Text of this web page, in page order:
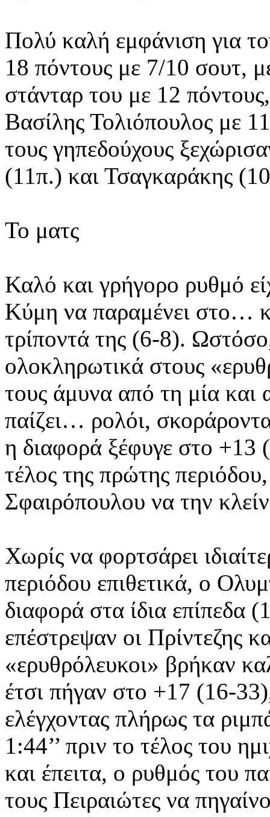
Πολύ καλή εμφάνιση για
18 πόντους με 7/10 σουτ,
στάνταρ του με 12
Βασίλης Τολιόπουλος με
τους γηπεδούχους
(11π.) και Τσαγκαράκης
Το ματς
Καλό και γρήγορο ρυθμό
Κύμη να παραμένει στο…
τρίποντά της (6-8).
ολοκληρωτικά στους
τους άμυνα από τη μία
παίζει… ρολόι,
η διαφορά ξέφυγε στο +13
τέλος της πρώτης
Σφαιρόπουλου να την
Χωρίς να φορτσάρει
περιόδου επιθετικά, ο
διαφορά στα ίδια επίπεδα
επέστρεψαν οι Πρίντεζης
«ερυθρόλευκοι» βρήκαν
έτσι πήγαν στο +17 (16-
ελέγχοντας πλήρως τα
1:44’’ πριν το τέλος του
και έπειτα, ο ρυθμός του
τους Πειραιώτες να